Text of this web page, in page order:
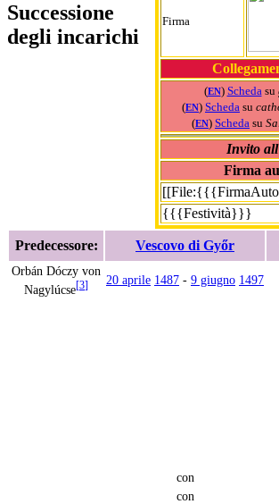
Firma
(EN) Scheda su
(EN) Scheda su
(EN) Scheda su
Invito
Firma
{{{Festività}}}
Successione
degli incarichi
Predecessore: Vescovo di Győr
Orbán Dóczy von
Nagylúcse[3] 20 aprile 1487 - 9 giugno 1497
con
con